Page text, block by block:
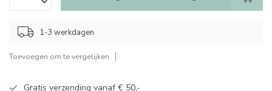
1-3 werkdagen
Toevoegen om te vergelijken
Gratis verzending vanaf € 50,-